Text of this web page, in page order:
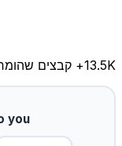
13.5K+ קבצים